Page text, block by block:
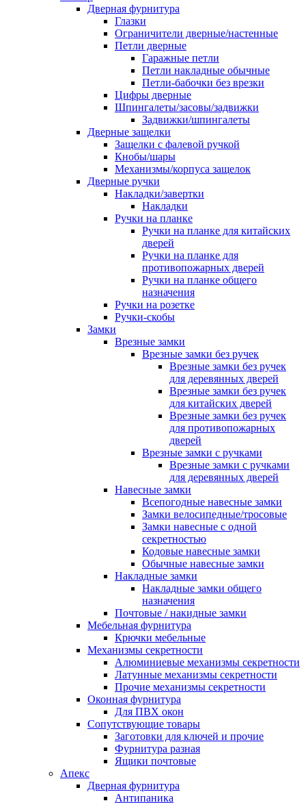
Дверная фурнитура
Глазки
Ограничители дверные/настенные
Петли дверные
Гаражные петли
Петли накладные обычные
Петли-бабочки без врезки
Цифры дверные
Шпингалеты/засовы/задвижки
Задвижки/шпингалеты
Дверные защелки
Защелки с фалевой ручкой
Кнобы/шары
Механизмы/корпуса защелок
Дверные ручки
Накладки/завертки
Накладки
Ручки на планке
Ручки на планке для китайских
дверей
Ручки на планке для
противопожарных дверей
Ручки на планке общего
назначения
Ручки на розетке
Ручки-скобы
Замки
Врезные замки
Врезные замки без ручек
Врезные замки без ручек
для деревянных дверей
Врезные замки без ручек
для китайских дверей
Врезные замки без ручек
для противопожарных
дверей
Врезные замки с ручками
Врезные замки с ручками
для деревянных дверей
Навесные замки
Всепогодные навесные замки
Замки велосипедные/тросовые
Замки навесные с одной
секретностью
Кодовые навесные замки
Обычные навесные замки
Накладные замки
Накладные замки общего
назначения
Почтовые / накидные замки
Мебельная фурнитура
Крючки мебельные
Механизмы секретности
Алюминиевые механизмы секретности
Латунные механизмы секретности
Прочие механизмы секретности
Оконная фурнитура
Для ПВХ окон
Сопутствующие товары
Заготовки для ключей и прочие
Фурнитура разная
Ящики почтовые
Апекс
Дверная фурнитура
Антипаника